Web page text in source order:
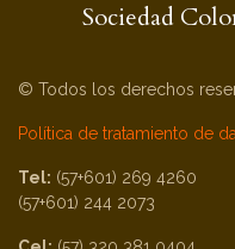
Sociedad
© Todos los derechos
Política de tratamiento de
Tel: (57+601) 269 4260
(57+601) 244 2073